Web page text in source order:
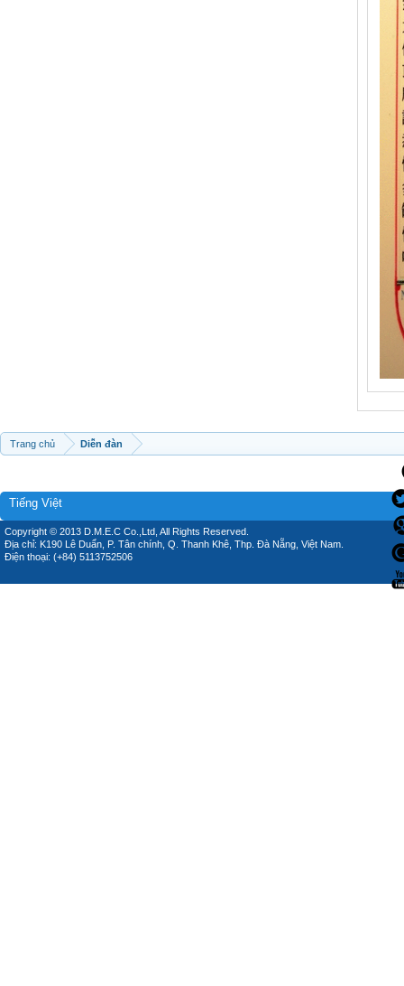
Trang chủ Diễn đàn
Tiếng Việt
Copyright © 2013 D.M.E.C Co.,Ltd, All Rights Reserved.
Địa chỉ: K190 Lê Duẩn, P. Tân chính, Q. Thanh Khê, Thp. Đà Nẵng, Việt Nam.
Điện thoại: (+84) 5113752506